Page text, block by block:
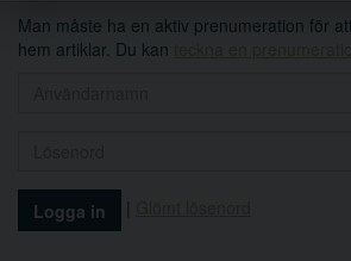
Man måste ha en aktiv prenumeration för
hem artiklar. Du kan
|